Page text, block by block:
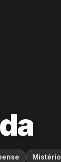
Mistério